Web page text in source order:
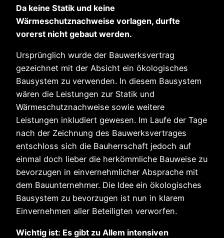
Da keine Statik und keine
Wärmeschutznachweise vorlagen, durfte
vorerst nicht gebaut werden.
Ursprünglich wurde der Bauwerksvertrag
gezeichnet mit der Absicht ein ökologisches
Bausystem zu verwenden. In diesem Bausystem
wären die Leistungen zur Statik und
Wärmeschutznachweise sowie weitere
Leistungen inkludiert gewesen. Im Laufe der Tage
nach der Zeichnung des Bauwerksvertrages
entschloss sich die Bauherrschaft jedoch auf
einmal doch lieber die herkömmliche Bauweise zu
bevorzugen in einvernehmlicher Absprache mit
dem Bauunternehmer. Die Idee ein ökologisches
Bausystem zu bevorzugen ist nun in klarem
Einvernehmen aller Beteiligten verworfen.
Wichtig ist: Es gibt zu Allem intensiven